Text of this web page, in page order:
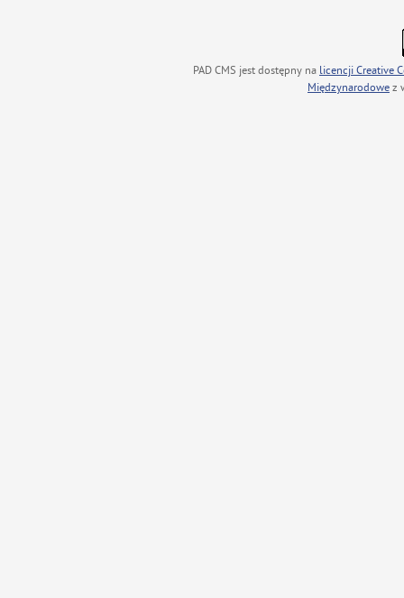
PAD CMS jest dostępny na licencji Creative
Międzynarodowe z